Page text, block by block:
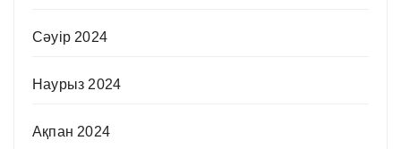
Сәуір 2024
Наурыз 2024
Ақпан 2024